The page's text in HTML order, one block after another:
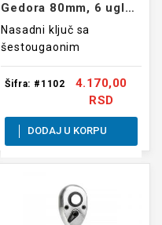
Gedora 80mm, 6 uglova, 1col
Nasadni ključ sa
šestougaonim
unutrašnim profilom
80mm
Šifra: #1102
4.170,00
RSD
DODAJ U KORPU